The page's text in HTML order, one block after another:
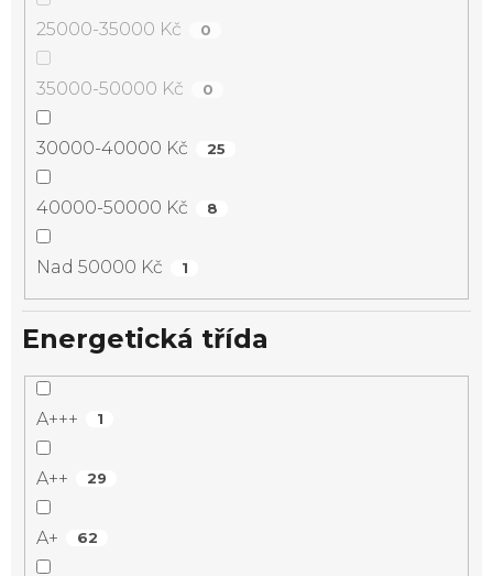
25000-35000 Kč 0
35000-50000 Kč 0
30000-40000 Kč 25
40000-50000 Kč 8
Nad 50000 Kč 1
Energetická třída
A+++ 1
A++ 29
A+ 62